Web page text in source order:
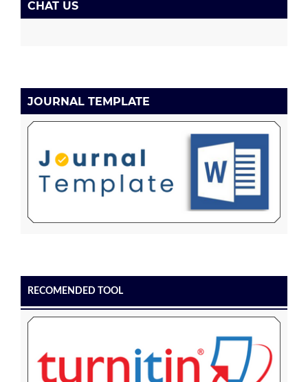
CHAT US
JOURNAL TEMPLATE
RECOMENDED TOOL